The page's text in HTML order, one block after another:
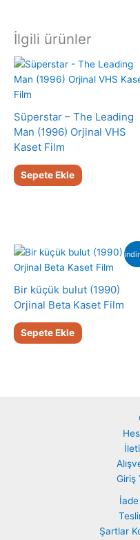
İlgili ürünler
Süperstar – The Leading
Man (1996) Orjinal VHS
Kaset Film
Sepete Ekle
Bir küçük bulut (1990)
Orjinal Beta Kaset Film
Sepete Ekle
Giriş
Şartlar